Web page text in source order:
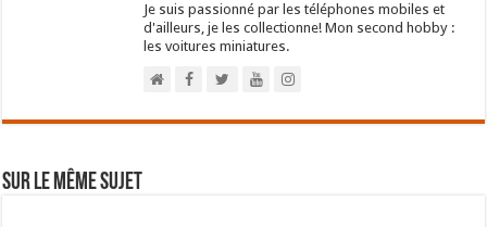
Je suis passionné par les téléphones mobiles et
d'ailleurs, je les collectionne! Mon second hobby :
les voitures miniatures.
Sur le même sujet